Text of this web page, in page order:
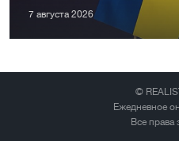
7 августа 2026
©
Ежедневное
Все